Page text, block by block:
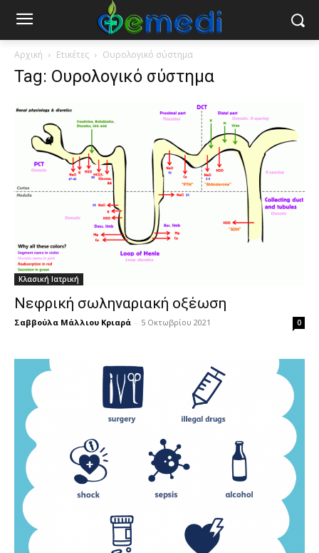
Αρχική Ετικέτες Ουρολογικό σύστημα
Tag: Ουρολογικό σύστημα
Κλασική Ιατρική
Νεφρική σωληναριακή οξέωση
Σαββούλα Μάλλιου Κριαρά - 5 Οκτωβρίου 2021 0